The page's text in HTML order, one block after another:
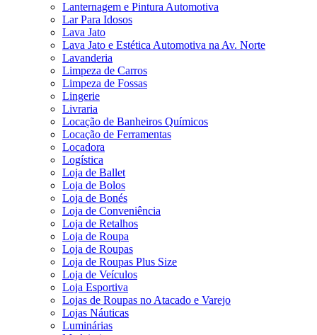
Lanternagem e Pintura Automotiva
Lar Para Idosos
Lava Jato
Lava Jato e Estética Automotiva na Av. Norte
Lavanderia
Limpeza de Carros
Limpeza de Fossas
Lingerie
Livraria
Locação de Banheiros Químicos
Locação de Ferramentas
Locadora
Logística
Loja de Ballet
Loja de Bolos
Loja de Bonés
Loja de Conveniência
Loja de Retalhos
Loja de Roupa
Loja de Roupas
Loja de Roupas Plus Size
Loja de Veículos
Loja Esportiva
Lojas de Roupas no Atacado e Varejo
Lojas Náuticas
Luminárias